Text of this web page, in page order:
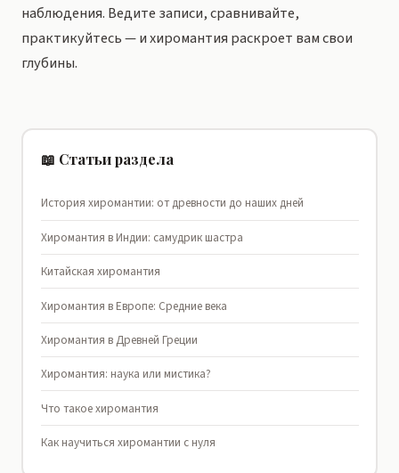
наблюдения. Ведите записи, сравнивайте,
практикуйтесь — и хиромантия раскроет вам свои
глубины.
📖 Статьи раздела
История хиромантии: от древности до наших дней
Хиромантия в Индии: самудрик шастра
Китайская хиромантия
Хиромантия в Европе: Средние века
Хиромантия в Древней Греции
Хиромантия: наука или мистика?
Что такое хиромантия
Как научиться хиромантии с нуля